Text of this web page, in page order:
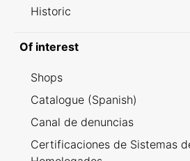
Historic
Of interest
Shops
Catalogue (Spanish)
Canal de denuncias
Certificaciones de Sistemas